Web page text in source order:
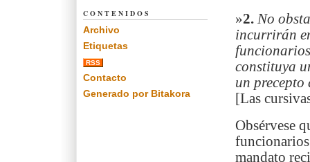
»2. No
incurrirán
constituya
un
[Las
Obsérvese
mandato
CONTENIDOS
Archivo
Etiquetas
RSS
Contacto
Generado por Bitakora